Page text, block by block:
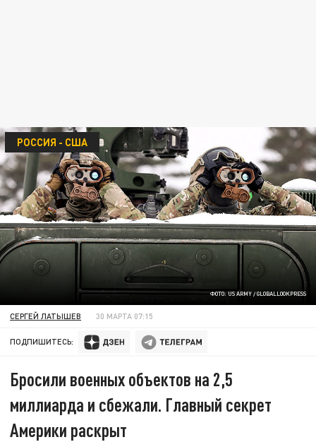
ФОТО: US ARMY / GLOBALLOOKPRESS
РОССИЯ - США
СЕРГЕЙ ЛАТЫШЕВ 30 МАРТА 07:15
ПОДПИШИТЕСЬ:
Бросили военных объектов на 2,5
миллиарда и сбежали. Главный секрет
Америки раскрыт